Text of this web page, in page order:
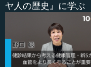
ヤ人の歴史』に学ぶ